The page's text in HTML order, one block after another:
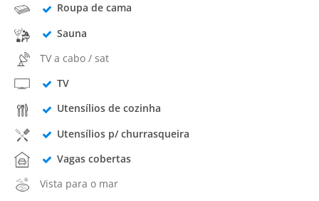
Roupa de cama
Sauna
TV a cabo / sat
TV
Utensílios de cozinha
Utensílios p/ churrasqueira
Vagas cobertas
Vista para o mar